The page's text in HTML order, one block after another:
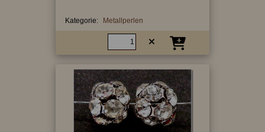
Kategorie: Metallperlen